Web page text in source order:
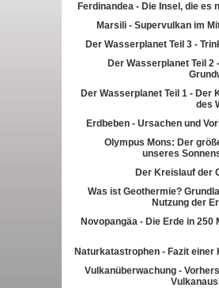
Ferdinandea - Die Insel, die es
Marsili - Supervulkan im
Der Wasserplanet Teil 3 -
Der Wasserplanet Teil 2
Der Wasserplanet Teil 1 - Der
des
Erdbeben - Ursachen und
Olympus Mons: Der
unseres
Der Kreislauf der
Was ist Geothermie?
Nutzung der
Novopangäa - Die Erde in 250
Naturkatastrophen - Fazit einer
Vulkanüberwachung -